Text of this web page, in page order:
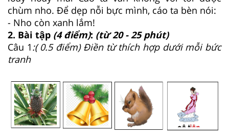
chùm nho. Để dẹp nỗi bực mình, cáo ta bèn nói:
- Nho còn xanh lắm!
2. Bài tập (4 điểm): (từ 20 - 25 phút)
Câu 1:( 0.5 điểm) Điền từ thích hợp dưới mỗi bức
tranh